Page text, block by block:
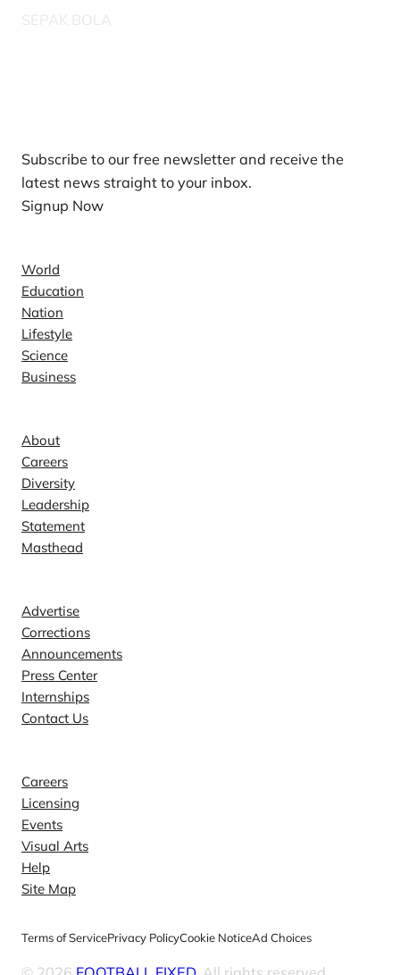
SEPAK BOLA
Subscribe to our free newsletter and receive the
latest news straight to your inbox.
Signup Now
World
Education
Nation
Lifestyle
Science
Business
About
Careers
Diversity
Leadership
Statement
Masthead
Advertise
Corrections
Announcements
Press Center
Internships
Contact Us
Careers
Licensing
Events
Visual Arts
Help
Site Map
Terms of ServicePrivacy PolicyCookie NoticeAd Choices